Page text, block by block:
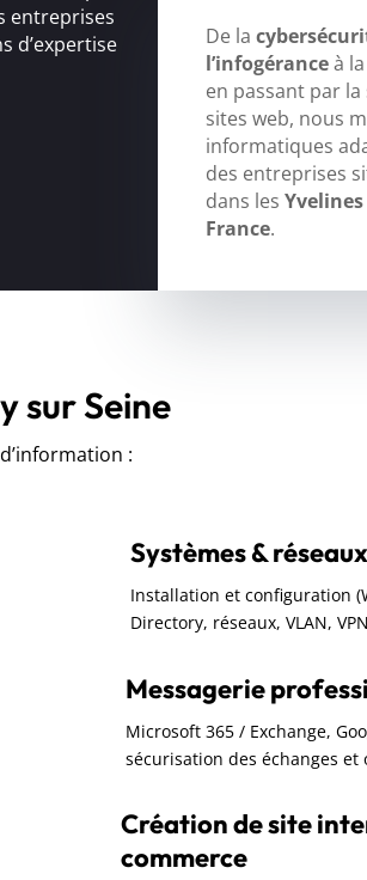
entreprises
d’expertise
De la
l’infogéranceà la
en passant par
sites web, nous
informatiques
des entreprises
dans les Yvelines
France.
sur Seine
:
Systèmes & réseaux
Installation et configuration
Directory, réseaux, VLAN,
Messagerie
Microsoft 365 / Exchange,
sécurisation des échanges
Création de site
commerce